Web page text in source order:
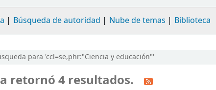
Búsqueda de autoridad Nube de temas Biblioteca
para 'ccl=se,phr:"Ciencia y educación"'
retornó 4 resultados.